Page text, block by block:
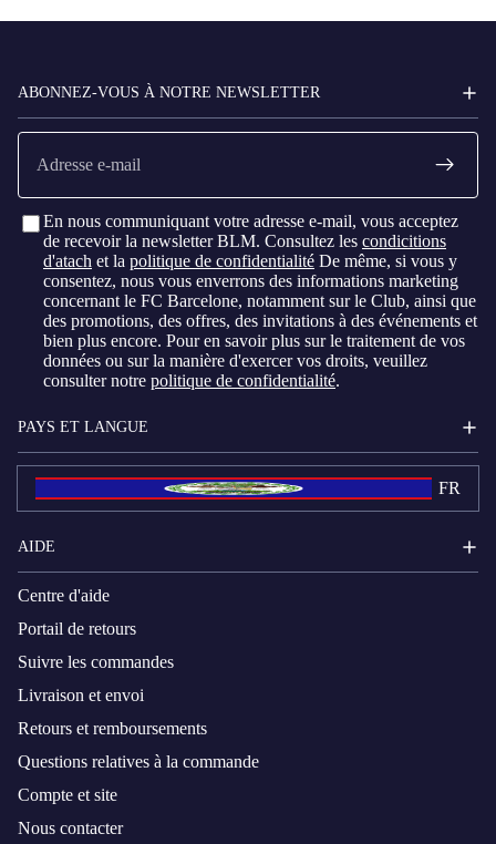
ABONNEZ-VOUS À NOTRE NEWSLETTER
E-
mail
En nous communiquant votre adresse e-mail, vous acceptez
de recevoir la newsletter BLM. Consultez les condicitions
d'atach et la politique de confidentialité De même, si vous y
consentez, nous vous enverrons des informations marketing
concernant le FC Barcelone, notamment sur le Club, ainsi que
des promotions, des offres, des invitations à des événements et
bien plus encore. Pour en savoir plus sur le traitement de vos
données ou sur la manière d'exercer vos droits, veuillez
consulter notre politique de confidentialité.
PAYS ET LANGUE
FR
AIDE
Centre d'aide
Portail de retours
Suivre les commandes
Livraison et envoi
Retours et remboursements
Questions relatives à la commande
Compte et site
Nous contacter